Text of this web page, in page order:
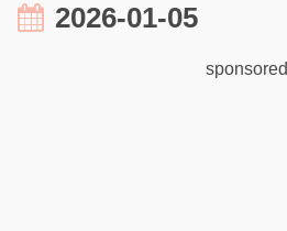
2026-01-05
sponsored